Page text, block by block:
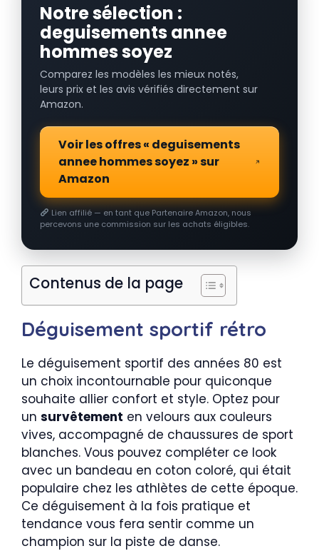
Notre sélection :
deguisements annee
hommes soyez
Comparez les modèles les mieux notés,
leurs prix et les avis vérifiés directement sur
Amazon.
Voir les offres « deguisements
annee hommes soyez » sur
Amazon
Lien affilié — en tant que Partenaire Amazon, nous
percevons une commission sur les achats éligibles.
Contenus de la page
Déguisement sportif rétro
Le déguisement sportif des années 80 est
un choix incontournable pour quiconque
souhaite allier confort et style. Optez pour
un survêtement en velours aux couleurs
vives, accompagné de chaussures de sport
blanches. Vous pouvez compléter ce look
avec un bandeau en coton coloré, qui était
populaire chez les athlètes de cette époque.
Ce déguisement à la fois pratique et
tendance vous fera sentir comme un
champion sur la piste de danse.